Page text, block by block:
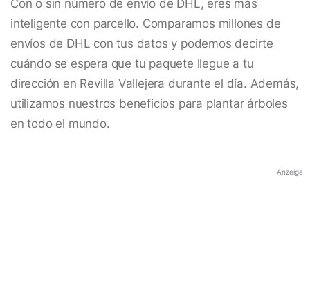
Con o sin número de envío de DHL, eres más
inteligente con parcello. Comparamos millones de
envíos de DHL con tus datos y podemos decirte
cuándo se espera que tu paquete llegue a tu
dirección en Revilla Vallejera durante el día. Además,
utilizamos nuestros beneficios para plantar árboles
en todo el mundo.
Anzeige